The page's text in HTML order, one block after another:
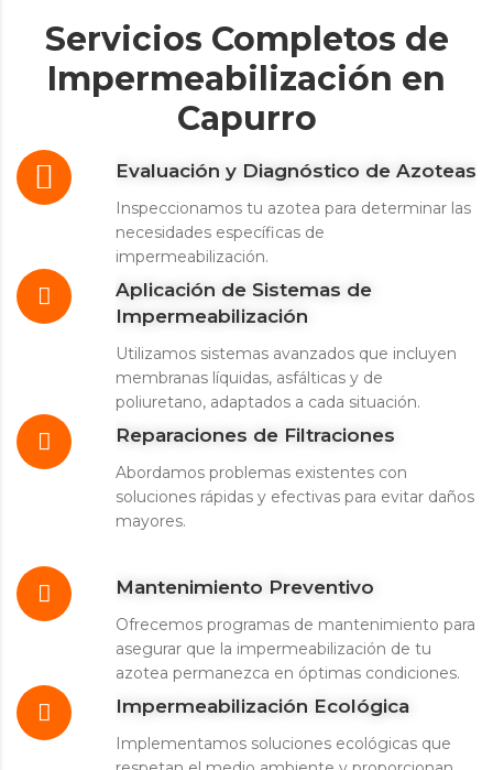
Servicios Completos de
Impermeabilización en
Capurro
Evaluación y Diagnóstico de Azoteas
Inspeccionamos tu azotea para determinar las
necesidades específicas de
impermeabilización.
Aplicación de Sistemas de
Impermeabilización
Utilizamos sistemas avanzados que incluyen
membranas líquidas, asfálticas y de
poliuretano, adaptados a cada situación.
Reparaciones de Filtraciones
Abordamos problemas existentes con
soluciones rápidas y efectivas para evitar daños
mayores.
Mantenimiento Preventivo
Ofrecemos programas de mantenimiento para
asegurar que la impermeabilización de tu
azotea permanezca en óptimas condiciones.
Impermeabilización Ecológica
Implementamos soluciones ecológicas que